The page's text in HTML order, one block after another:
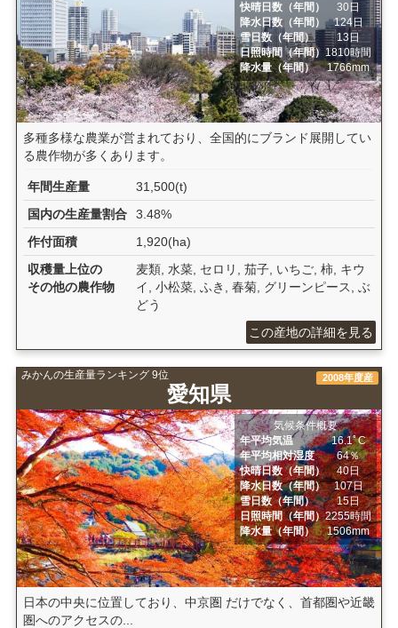
快晴日数（年間）
30日
降水日数（年間）
124日
雪日数（年間）
13日
日照時間（年間）1810時間
降水量（年間）
1766mm
多種多様な農業が営まれており、全国的にブランド展開してい
る農作物が多くあります。
年間生産量
31,500(t)
国内の生産量割合
3.48%
作付面積
1,920(ha)
収穫量上位の
その他の農作物
麦類, 水菜, セロリ, 茄子, いちご, 柿, キウ
イ, 小松菜, ふき, 春菊, グリーンピース, ぶ
どう
この産地の詳細を見る
みかんの生産量ランキング 9位
愛知県
2008年度産
気候条件概要
年平均気温
16.1ﾟC
年平均相対湿度
64％
快晴日数（年間）
40日
降水日数（年間）
107日
雪日数（年間）
15日
日照時間（年間）2255時間
降水量（年間）
1506mm
日本の中央に位置しており、中京圏 だけでなく、首都圏や近畿
圏へのアクセスの...